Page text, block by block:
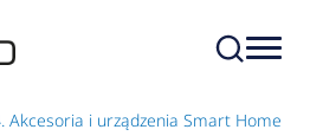
Akcesoria i urządzenia Smart Home